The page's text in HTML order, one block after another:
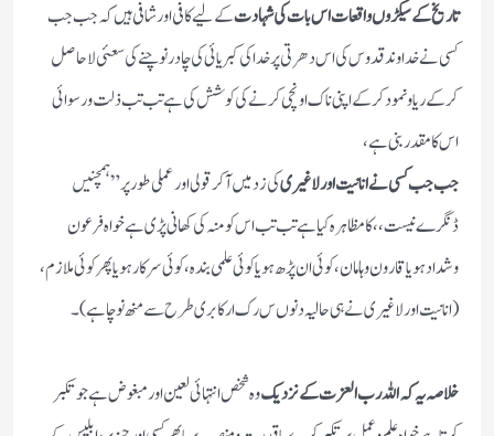
تاریخ کے سیکڑوں واقعات اس بات کی شہادتکے لیے کافی اور شافی ہیں کہ جب جب
کسی نے خداوند قدوس کی اس دھرتی پر خدا کی کبریائی کی چادر نوچنے کی سعئی لاحاصل
کرکے ریا ونمود کرکے اپنی ناک اونچی کرنے کی کوشش کی ہے تب تب ذلت ورسوائی
اس کا مقدر بنی ہے،
جب جب کسی نے انانیت اور لاغیریکی زد میں آکر قولی اورعملی طور پر ” ہمچنیں
ڈنگرے نیست ،، کا مظاہرہ کیا ہے تب تب اس کو منہ کی کھانی پڑی ہے خواہ فرعون
وشداد ہو یاقارون وہامان، کوئی ان پڑھ ہو یا کوئی علمی بندہ، کوئی سرکار ہو یا پھر کوئی ملازم،
(انانیت اور لاغیری نے ہی حالیہ دنوں س ر ک ا ر کا بری طرح سے منھ نوچا ہے) ۔
خلاصہ یہ کہ اللہ رب العزت کے نزدیکوہ شخص انتہائی لعین اور مبغوض ہے جو تکبر